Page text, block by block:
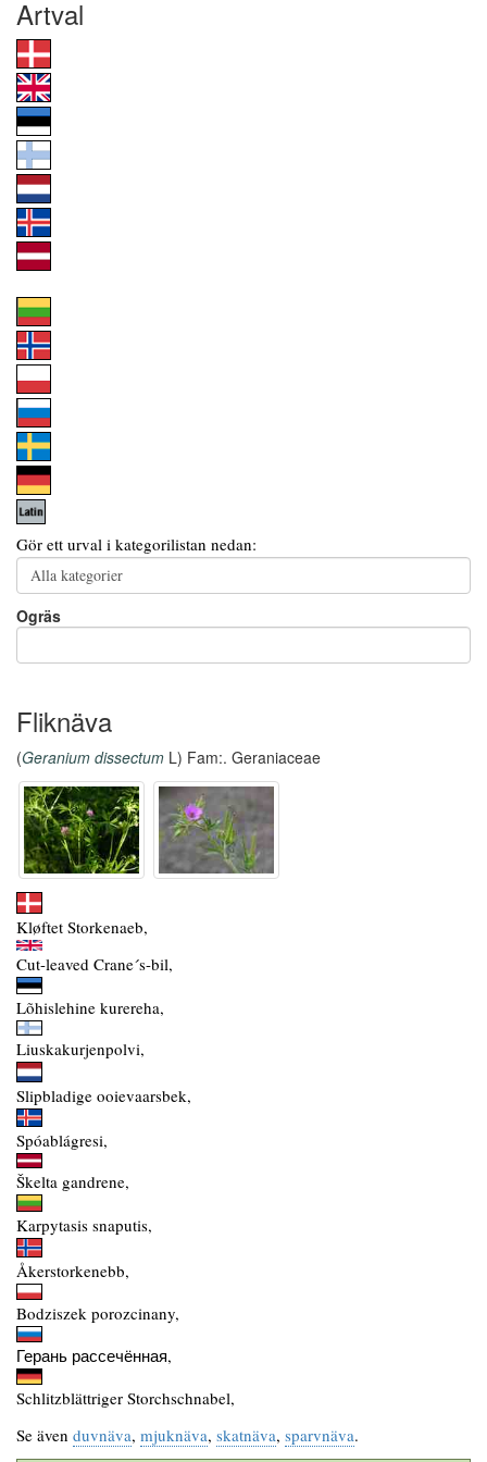
Artval
Gör ett urval i kategorilistan nedan:
Ogräs
Fliknäva
(Geranium dissectum L) Fam:. Geraniaceae
Kløftet Storkenaeb,
Cut-leaved Crane´s-bil,
Lõhislehine kurereha,
Liuskakurjenpolvi,
Slipbladige ooievaarsbek,
Spóablágresi,
Škelta gandrene,
Karpytasis snaputis,
Åkerstorkenebb,
Bodziszek porozcinany,
Герань рассечённая,
Schlitzblättriger Storchschnabel,
Se även duvnäva, mjuknäva, skatnäva, sparvnäva.